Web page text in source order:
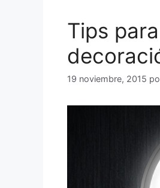
Tips
19 noviembre, 2015